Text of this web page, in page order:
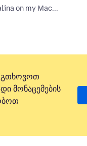
on my Mac...
მონაცემების